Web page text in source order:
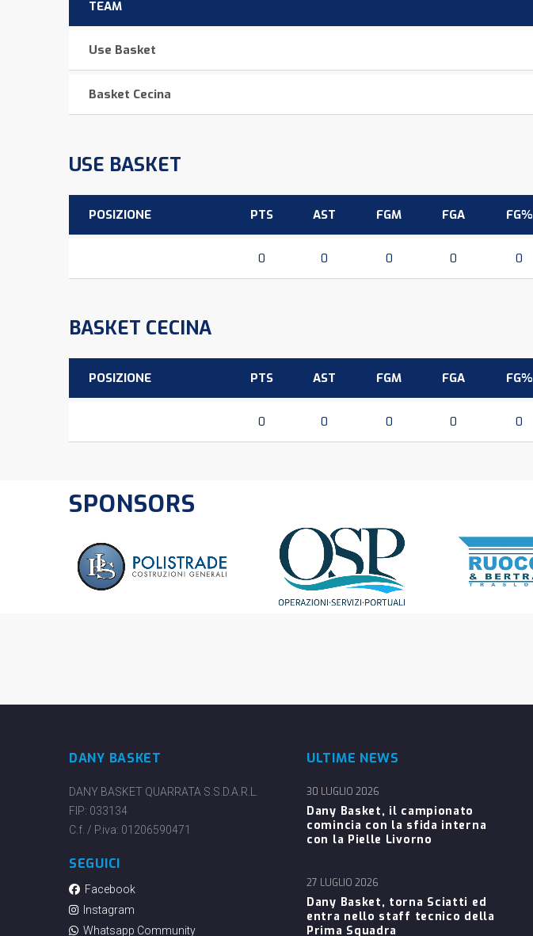
TEAM
Use Basket
Basket Cecina
USE BASKET
POSIZIONE PTS AST FGM FGA FG%
0 0 0 0 0
BASKET CECINA
POSIZIONE PTS AST FGM FGA FG%
0 0 0 0 0
SPONSORS
DANY BASKET
DANY BASKET QUARRATA S.S.D.A.R.L.
FIP: 033134
C.f. / P.iva: 01206590471
SEGUICI
Facebook
Instagram
Whatsapp Community
ULTIME NEWS
Dany Basket, il campionato
comincia con la sfida interna
con la Pielle Livorno
30 LUGLIO 2026
Dany Basket, torna Sciatti ed
entra nello staff tecnico della
Prima Squadra
27 LUGLIO 2026